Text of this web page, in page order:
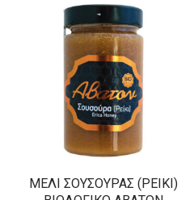
ΜΈΛΙ ΣΟΎΣΟΥΡΑΣ (ΡΕΊΚΙ)